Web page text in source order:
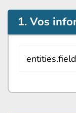
1. Vos